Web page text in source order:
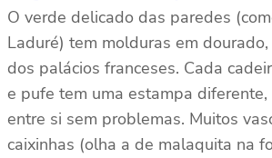
O verde delicado das paredes
Laduré) tem molduras em
dos palácios franceses. Cada
e pufe tem uma estampa diferente,
entre si sem problemas. Muitos
caixinhas (olha a de malaquita na